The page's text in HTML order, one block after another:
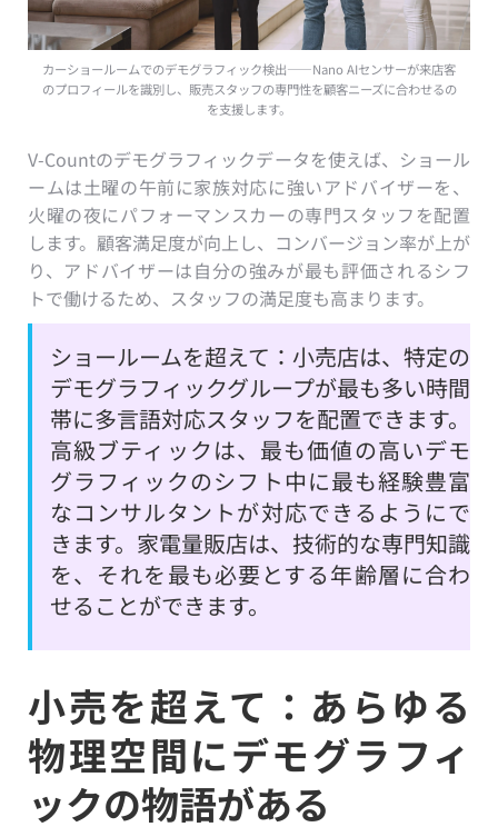
カーショールームでのデモグラフィック検出——Nano AIセンサーが来店客
のプロフィールを識別し、販売スタッフの専門性を顧客ニーズに合わせるの
を支援します。
V-Countのデモグラフィックデータを使えば、ショール
ームは土曜の午前に家族対応に強いアドバイザーを、
火曜の夜にパフォーマンスカーの専門スタッフを配置
します。顧客満足度が向上し、コンバージョン率が上が
り、アドバイザーは自分の強みが最も評価されるシフ
トで働けるため、スタッフの満足度も高まります。
ショールームを超えて：小売店は、特定の
デモグラフィックグループが最も多い時間
帯に多言語対応スタッフを配置できます。
高級ブティックは、最も価値の高いデモ
グラフィックのシフト中に最も経験豊富
なコンサルタントが対応できるようにで
きます。家電量販店は、技術的な専門知識
を、それを最も必要とする年齢層に合わ
せることができます。
小売を超えて：あらゆる
物理空間にデモグラフィ
ックの物語がある